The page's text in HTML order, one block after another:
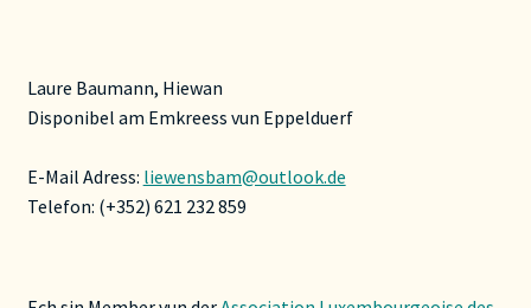
Laure Baumann, Hiewan
Disponibel am Emkreess vun Eppelduerf
E-Mail Adress: liewensbam@outlook.de
Telefon: (+352) 621 232 859